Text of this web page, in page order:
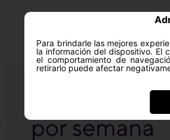
Para brindarle las mejores
la información del dispositivo. El
el comportamiento de
retirarlo puede afectar